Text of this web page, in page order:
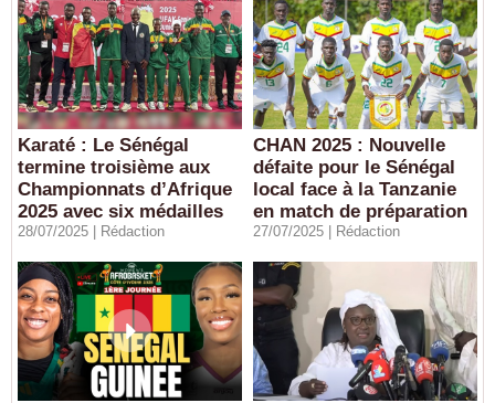
Karaté : Le Sénégal
termine troisième aux
Championnats d’Afrique
2025 avec six médailles
28/07/2025 | Rédaction
CHAN 2025 : Nouvelle
défaite pour le Sénégal
local face à la Tanzanie
en match de préparation
27/07/2025 | Rédaction